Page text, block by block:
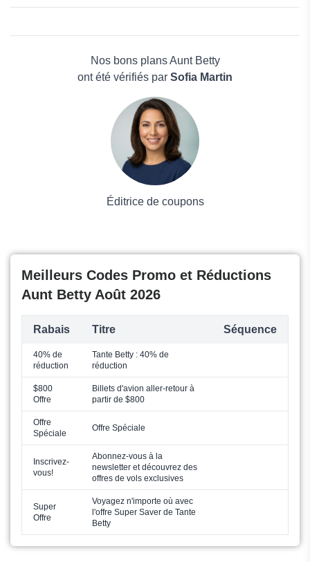
CamperDays
Ebookers
Maison & JardinNos bons plans Aunt Betty
ont été vérifiés par Sofia Martin
Éditrice de coupons
Meilleurs Codes Promo et Réductions
Aunt Betty Août 2026
Rabais Titre Séquence
40% de
réduction
Tante Betty : 40% de
réduction
$800
Offre
Billets d'avion aller-retour à
partir de $800
Offre
Spéciale
Offre Spéciale
Inscrivez-
vous!
Abonnez-vous à la
newsletter et découvrez des
offres de vols exclusives
Super
Offre
Voyagez n'importe où avec
l'offre Super Saver de Tante
Betty